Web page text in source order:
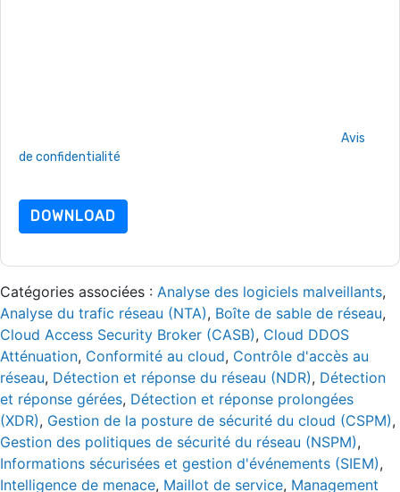
Avis
de confidentialité
DOWNLOAD
Catégories associées : Analyse des logiciels malveillants,
Analyse du trafic réseau (NTA), Boîte de sable de réseau,
Cloud Access Security Broker (CASB), Cloud DDOS
Atténuation, Conformité au cloud, Contrôle d'accès au
réseau, Détection et réponse du réseau (NDR), Détection
et réponse gérées, Détection et réponse prolongées
(XDR), Gestion de la posture de sécurité du cloud (CSPM),
Gestion des politiques de sécurité du réseau (NSPM),
Informations sécurisées et gestion d'événements (SIEM),
Intelligence de menace, Maillot de service, Management